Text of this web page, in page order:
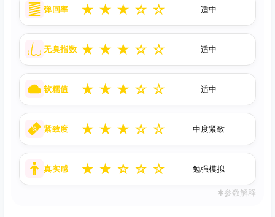
弹回率 ★ ★ ★ ☆ ☆ 适中
无臭指数 ★ ★ ★ ☆ ☆ 适中
软糯值 ★ ★ ★ ☆ ☆ 适中
紧致度 ★ ★ ★ ☆ ☆ 中度紧致
真实感 ★ ★ ☆ ☆ ☆ 勉强模拟
✱参数解释